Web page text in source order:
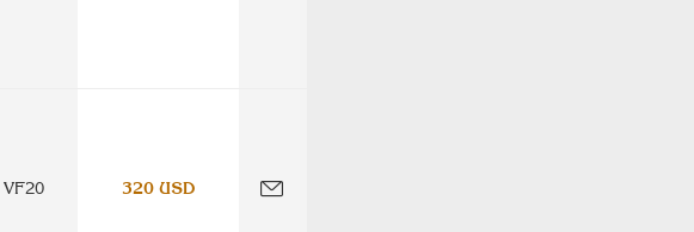
VF20 320 USD